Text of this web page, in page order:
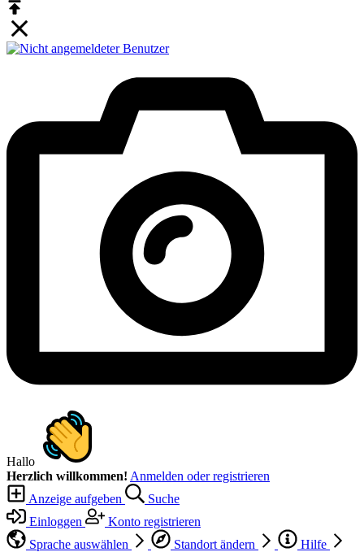
Hallo
Herzlich willkommen! Anmelden oder registrieren
Anzeige aufgeben
Suche
Einloggen
Konto registrieren
Sprache auswählen
Standort ändern
Hilfe